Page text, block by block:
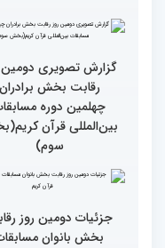
کسب موفقیت‌های
در زندگی یکی از
انس با قرآن است
قرائت قرآن برای هر
مسلمان باید اولین